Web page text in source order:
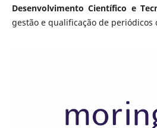
Desenvolvimento Científico e
gestão e qualificação de periódicos